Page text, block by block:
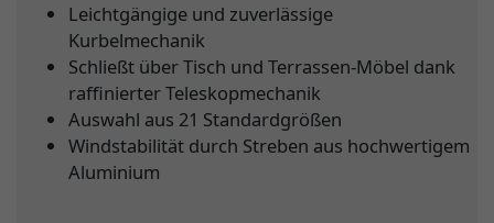
Leichtgängige und zuverlässige
Kurbelmechanik
Schließt über Tisch und Terrassen-Möbel dank
raffinierter Teleskopmechanik
Auswahl aus 21 Standardgrößen
Windstabilität durch Streben aus hochwertigem
Aluminium